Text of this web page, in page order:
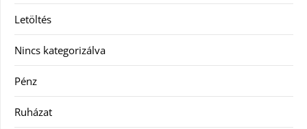
Letöltés
Nincs kategorizálva
Pénz
Ruházat